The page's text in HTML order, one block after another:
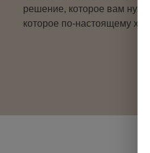
решение, которое вам
которое по-настоящему